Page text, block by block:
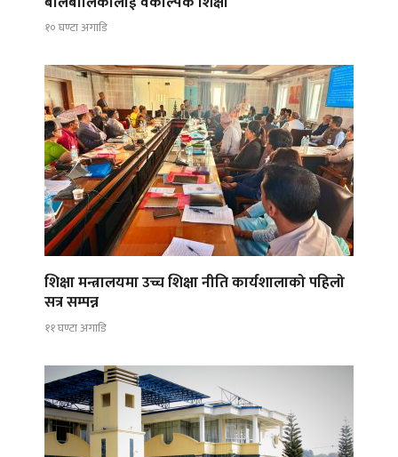
१० घण्टा अगाडि
शिक्षा मन्त्रालयमा उच्च शिक्षा नीति कार्यशालाको पहिलो
सत्र सम्पन्न
११ घण्टा अगाडि